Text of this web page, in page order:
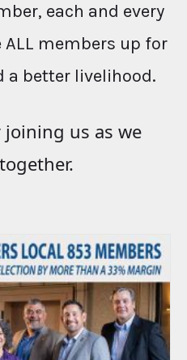
each and every
members up for
a better livelihood.
joining us as we